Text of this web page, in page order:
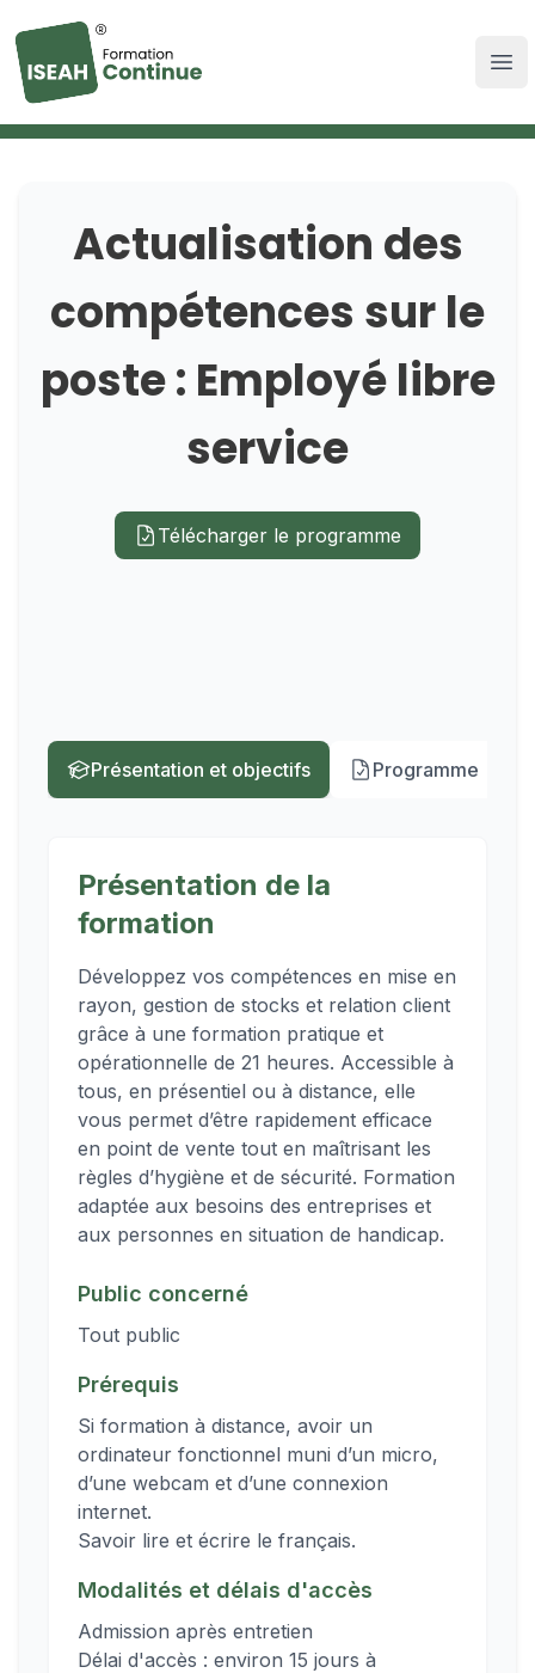
Actualisation des
compétences sur le
poste : Employé libre
service
Télécharger le programme
Devenez un
professionnel qualifié
Développez vos compétences en mise en
rayon, gestion de stocks et relation client
Présentation et objectifs Programme
Présentation de la
formation
Développez vos compétences en mise en
rayon, gestion de stocks et relation client
grâce à une formation pratique et
opérationnelle de 21 heures. Accessible à
tous, en présentiel ou à distance, elle
vous permet d’être rapidement efficace
en point de vente tout en maîtrisant les
règles d’hygiène et de sécurité. Formation
adaptée aux besoins des entreprises et
aux personnes en situation de handicap.
Public concerné
Tout public
Prérequis
Si formation à distance, avoir un
ordinateur fonctionnel muni d’un micro,
d’une webcam et d’une connexion
internet.
Savoir lire et écrire le français.
Modalités et délais d'accès
Admission après entretien
Délai d'accès : environ 15 jours à